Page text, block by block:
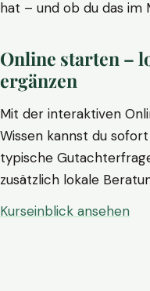
hat – und ob du das im
Online starten –
ergänzen
Mit der interaktiven
Wissen kannst du
typische
zusätzlich lokale
Kurseinblick ansehen